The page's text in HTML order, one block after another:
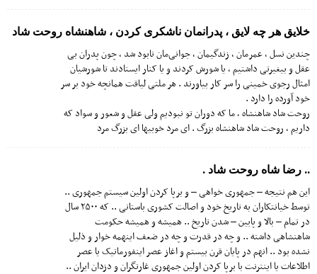
خلایق هر چه لایق ، پدرانمان ناشکری ‌کردن ، شاهنشاه روحت شاد
چندین نسل ، عمرمان ، زندگیمان ، جوانی‌مان نابود شد ، چون پدران بی
عقل و بیغیرتی داشتیم ، یا شورش کردند و یا کنار ایستادند تا شورشیان
امثال رجوی خمینی را سر کار بیاورند . هر ملتی لیاقت همانچه خود بر سر
خود آورده را دارد .
روحت شاد شاهنشاه ، ما که دوران تو نبودیم ولی عقل و شعور و سواد که
داریم ، روحت شاد شاهنشاه بزرگ . ای مرد خوبیها ای بزرگ مرد
.. رضا شاه روحت شاد .
این هم نتیجه – جمهوری خواهی – و برپا کردن اولین سیستم جمهوری ..
توسط خیانتکاران به تاریخ خود و اصالت کشوری باستانی .. که ۲۵۰۰ سال
در تمام – بالا و پایین – شدن تاریخ .. همیشه و همیشه حکومت
شاهنشاهی داشته .. و چه در قدرت و چه در ضعف اینهمه خوار و ذلیل
نشده بود .. انهم در پایان قرن بیستم و اغاز عصر اینفورماتیک یا عصر
اطلاعات یا اینترنت با برپا کردن اولین جمهوری غارتگران و دزدان ایران ..